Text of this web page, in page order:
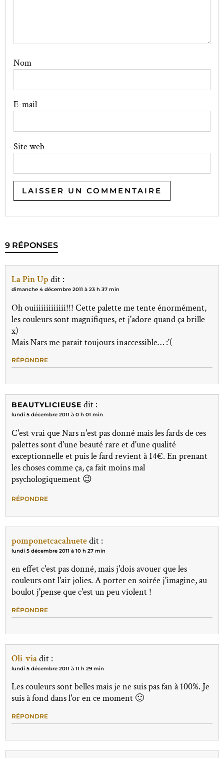
Nom
E-mail
Site web
9 RÉPONSES
La Pin Up dit :
dimanche 4 décembre 2011 à 23 h 37 min
Oh ouiiiiiiiiiiiii!!! Cette palette me tente énormément,
les couleurs sont magnifiques, et j'adore quand ça brille
x)
Mais Nars me parait toujours inaccessible… :'(
RÉPONDRE
BEAUTYLICIEUSE dit :
lundi 5 décembre 2011 à 0 h 01 min
C'est vrai que Nars n'est pas donné mais les fards de ces
palettes sont d'une beauté rare et d'une qualité
exceptionnelle et puis le fard revient à 14€. En prenant
les choses comme ça, ça fait moins mal
psychologiquement 😉
RÉPONDRE
pomponetcacahuetedit :
lundi 5 décembre 2011 à 10 h 27 min
en effet c'est pas donné, mais j'dois avouer que les
couleurs ont l'air jolies. A porter en soirée j'imagine, au
boulot j'pense que c'est un peu violent !
RÉPONDRE
Oli-viadit :
lundi 5 décembre 2011 à 11 h 29 min
Les couleurs sont belles mais je ne suis pas fan à 100%. Je
suis à fond dans l'or en ce moment 🙂
RÉPONDRE